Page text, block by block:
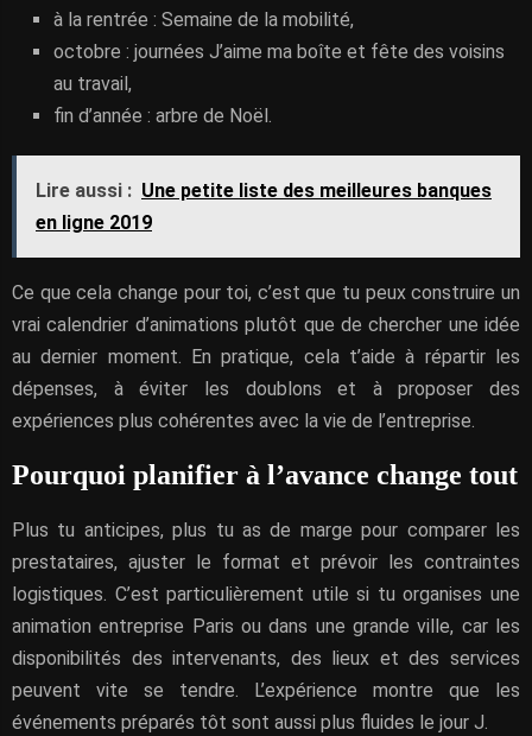
à la rentrée : Semaine de la mobilité,
octobre : journées J’aime ma boîte et fête des voisins
au travail,
fin d’année : arbre de Noël.
Lire aussi : Une petite liste des meilleures banques
en ligne 2019
Ce que cela change pour toi, c’est que tu peux construire un
vrai calendrier d’animations plutôt que de chercher une idée
au dernier moment. En pratique, cela t’aide à répartir les
dépenses, à éviter les doublons et à proposer des
expériences plus cohérentes avec la vie de l’entreprise.
Pourquoi planifier à l’avance change tout
Plus tu anticipes, plus tu as de marge pour comparer les
prestataires, ajuster le format et prévoir les contraintes
logistiques. C’est particulièrement utile si tu organises une
animation entreprise Paris ou dans une grande ville, car les
disponibilités des intervenants, des lieux et des services
peuvent vite se tendre. L’expérience montre que les
événements préparés tôt sont aussi plus fluides le jour J.